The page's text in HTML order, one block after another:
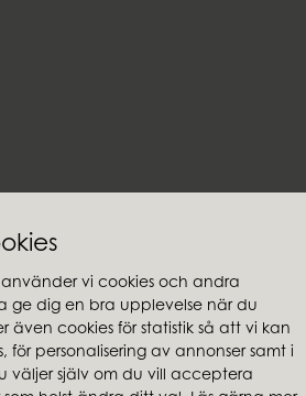
vi cookies och andra
ge dig en bra upplevelse när du
även cookies för statistik så att vi kan
personalisering av annonser samt i
väljer själv om du vill acceptera